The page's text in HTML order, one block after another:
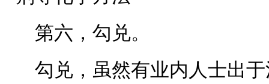
第六，勾兑。
勾兑，虽然有业内人士出